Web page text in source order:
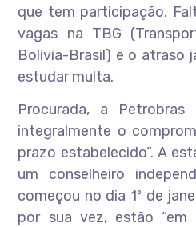
que tem participação.
vagas na TBG
Bolívia-Brasil) e o atraso
estudar multa.
Procurada, a Petrobras
integralmente o
prazo estabelecido”. A
um conselheiro
começou no dia 1º de
por sua vez, estão